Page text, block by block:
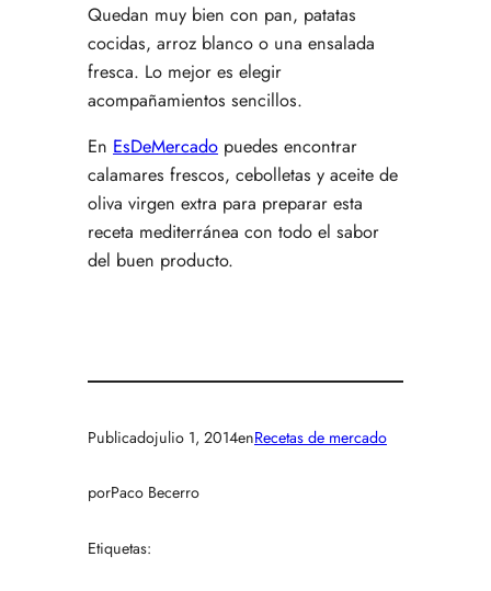
Quedan muy bien con pan, patatas
cocidas, arroz blanco o una ensalada
fresca. Lo mejor es elegir
acompañamientos sencillos.
En EsDeMercado puedes encontrar
calamares frescos, cebolletas y aceite de
oliva virgen extra para preparar esta
receta mediterránea con todo el sabor
del buen producto.
Publicadojulio 1, 2014enRecetas de mercado
porPaco Becerro
Etiquetas: